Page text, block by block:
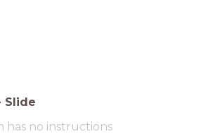
Slide
has no instructions